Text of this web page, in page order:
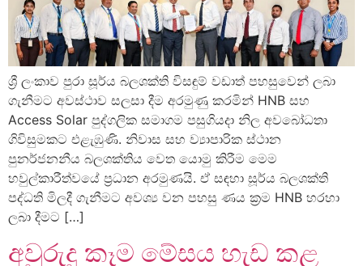
ශ්‍රී ලංකාව පුරා සූර්ය බලශක්ති විසඳුම් වඩාත් පහසුවෙන් ලබා
ගැනීමට අවස්ථාව සලසා දීම අරමුණු කරමින් HNB සහ
Access Solar පුද්ගලික සමාගම පසුගියදා නිල අවබෝධතා
ගිවිසුමකට එළැඹුණි. නිවාස සහ ව්‍යාපාරික ස්ථාන
පුනර්ජනනීය බලශක්තිය වෙත යොමු කිරීම මෙම
හවුල්කාරීත්වයේ ප්‍රධාන අරමුණයි. ඒ සඳහා සූර්ය බලශක්ති
පද්ධති මිලදී ගැනීමට අවශ්‍ය වන පහසු ණය ක්‍රම HNB හරහා
ලබා දීමට […]
අවුරුදු කෑම මේසය හැඩ කළ